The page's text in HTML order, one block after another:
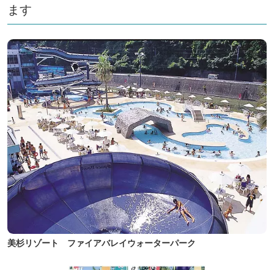
ます
美杉リゾート ファイアバレイウォーターパーク